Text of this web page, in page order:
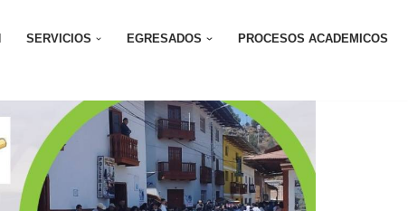
SERVICIOS EGRESADOS
PROCESOS ACADEMICOS